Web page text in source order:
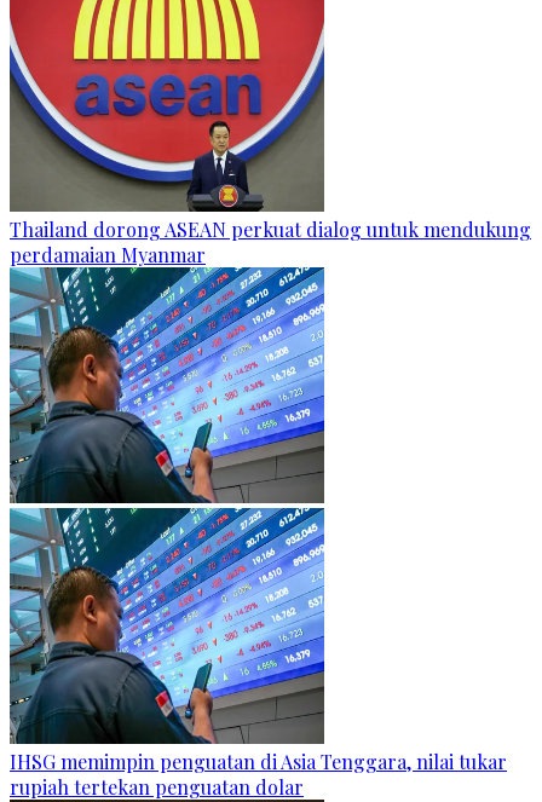
Thailand dorong ASEAN perkuat dialog untuk mendukung
perdamaian Myanmar
IHSG memimpin penguatan di Asia Tenggara, nilai tukar
rupiah tertekan penguatan dolar